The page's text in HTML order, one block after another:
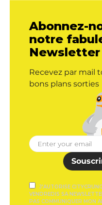
Abonnez-
notre
Newsletter
Recevez par mail
bons plans sorties
J'AUTORISE
VENDREDIS SA
PAS COMMUNIQUER MON